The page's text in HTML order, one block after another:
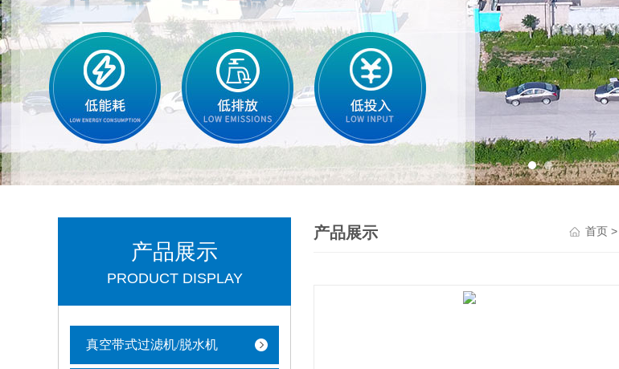
产品展示
PRODUCT DISPLAY
真空带式过滤机/脱水机
产品展示 首页 >